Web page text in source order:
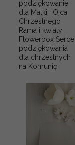
podziękowanie
dla Matki i Ojca
Chrzestnego
Rama i kwiaty ,
Flowerbox Serce
podziękowania
dla chrzestnych
na Komunię